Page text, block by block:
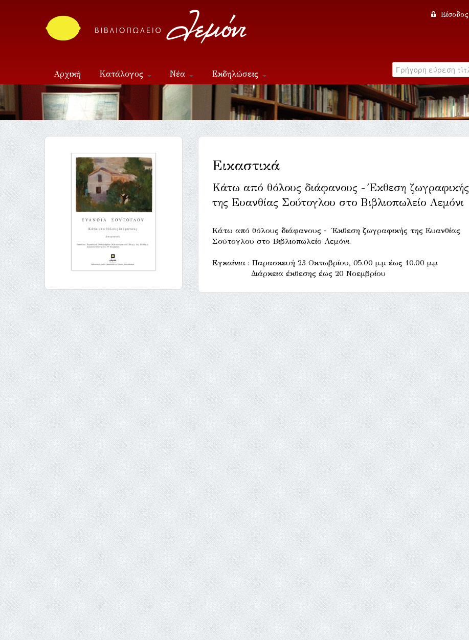
Είσοδος
Αρχική Κατάλογος Νέα Εκδηλώσεις
Επικοινωνία
Εικαστικά
Κάτω από θόλους διάφανους - Έκθεση ζωγραφικής
της Ευανθίας Σούτογλου στο Βιβλιοπωλείο Λεμόνι
Κάτω από θόλους διάφανους - Έκθεση ζωγραφικής της Ευανθίας
Σούτογλου στο Βιβλιοπωλείο Λεμόνι.
Εγκαίνια : Παρασκευή 23 Οκτωβρίου, 05.00 μ.μ έως 10.00 μ.μ
Διάρκεια έκθεσης έως 20 Νοεμβρίου